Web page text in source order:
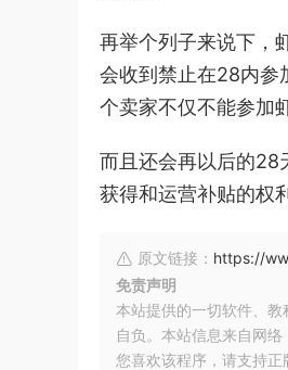
再举个列子来说下，
会收到禁止在28内参
个卖家不仅不能参加
而且还会再以后的28
获得和运营补贴的权
原文链接： https://
免责声明
本站提供的一切软件、
自负。本站信息来自网
您喜欢该程序，请支持正